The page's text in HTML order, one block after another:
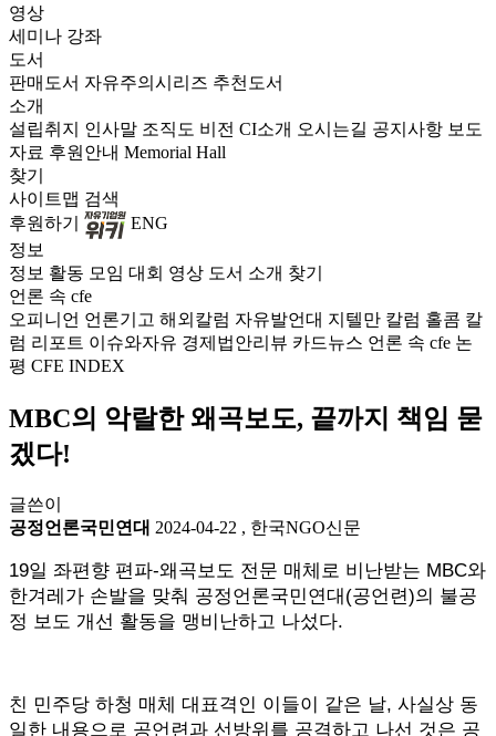
영상
세미나 강좌
도서
판매도서 자유주의시리즈 추천도서
소개
설립취지 인사말 조직도 비전 CI소개 오시는길 공지사항 보도
자료 후원안내 Memorial Hall
찾기
사이트맵 검색
후원하기
ENG
정보
정보 활동 모임 대회 영상 도서 소개 찾기
언론 속 cfe
오피니언 언론기고 해외칼럼 자유발언대 지텔만 칼럼 홀콤 칼
럼 리포트 이슈와자유 경제법안리뷰 카드뉴스 언론 속 cfe 논
평 CFE INDEX
MBC의 악랄한 왜곡보도, 끝까지 책임 묻
겠다!
글쓴이
공정언론국민연대 2024-04-22 , 한국NGO신문
19일 좌편향 편파-왜곡보도 전문 매체로 비난받는 MBC와
한겨레가 손발을 맞춰 공정언론국민연대(공언련)의 불공
정 보도 개선 활동을 맹비난하고 나섰다.
친 민주당 하청 매체 대표격인 이들이 같은 날, 사실상 동
일한 내용으로 공언련과 선방위를 공격하고 나선 것은 공